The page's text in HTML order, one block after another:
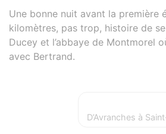
Une bonne nuit avant la première
kilomètres, pas trop, histoire de
Ducey et l’abbaye de Montmorel
avec Bertrand.
D’Avranches à